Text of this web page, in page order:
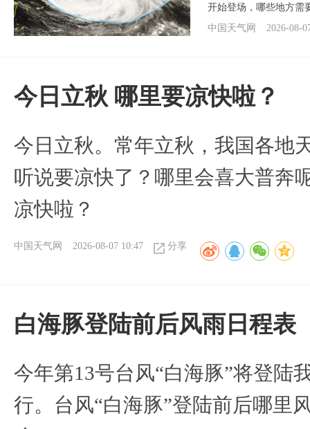
开始登场，哪些地方需
中国天气网
2026-08-
今日立秋 哪里要凉快啦？
今日立秋。常年立秋，我国各地
听说要凉快了？哪里会喜大普奔
凉快啦？
中国天气网 2026-08-07 10:47 分享
白海豚登陆前后风雨日程表
今年第13号台风“白海豚”将登陆
行。台风“白海豚”登陆前后哪里